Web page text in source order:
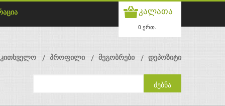
კალათა
0 ერთ.
პროფილი მეგობრები დეპოზიტი